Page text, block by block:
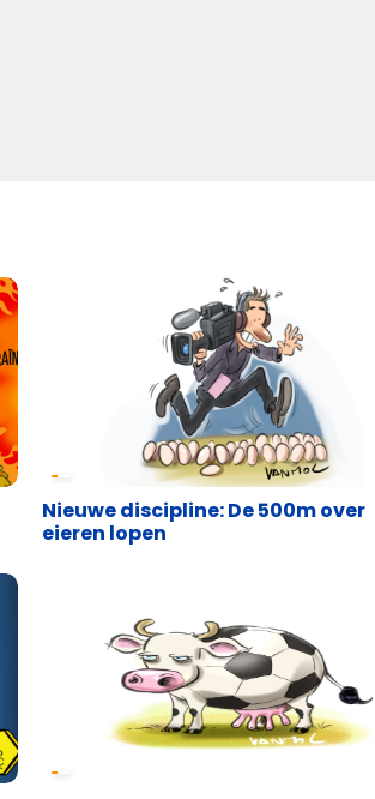
Cartoons
Nieuwe discipline: De 500m over
eieren lopen